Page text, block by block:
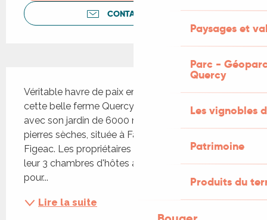
Paysages et
Parc -
Quercy
Les vignobles
Patrimoine
Produits du
CONTACTEZ-NOUS
Véritable havre de paix en pleine campagne ,
cette belle ferme Quercynoise vous accueille
avec son jardin de 6000 m2 entouré de murets en
pierres sèches, située à Faycelles et non loin de
Figeac. Les propriétaires vous proposent l'une de
leur 3 chambres d'hôtes à la décoration raffinée
pour...
Lire la suite